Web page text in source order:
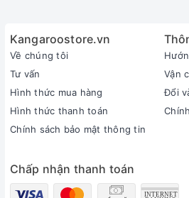
Kangaroostore.vn
Về chúng tôi
Tư vấn
Hình thức mua hàng
Hình thức thanh toán
Chính sách bảo mật thông tin
Vận
Đổi
Chấp nhận thanh toán